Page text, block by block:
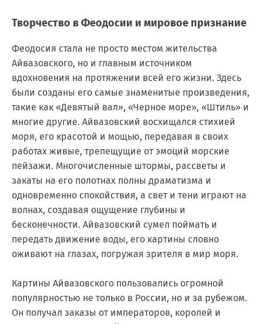
Творчество в Феодосии и мировое признание
Феодосия стала не просто местом жительства
Айвазовского, но и главным источником
вдохновения на протяжении всей его жизни. Здесь
были созданы его самые знаменитые произведения,
такие как «Девятый вал», «Черное море», «Штиль» и
многие другие. Айвазовский восхищался стихией
моря, его красотой и мощью, передавая в своих
работах живые, трепещущие от эмоций морские
пейзажи. Многочисленные штормы, рассветы и
закаты на его полотнах полны драматизма и
одновременно спокойствия, а свет и тени играют на
волнах, создавая ощущение глубины и
бесконечности. Айвазовский сумел поймать и
передать движение воды, его картины словно
оживают на глазах, погружая зрителя в мир моря.
Картины Айвазовского пользовались огромной
популярностью не только в России, но и за рубежом.
Он получал заказы от императоров, королей и